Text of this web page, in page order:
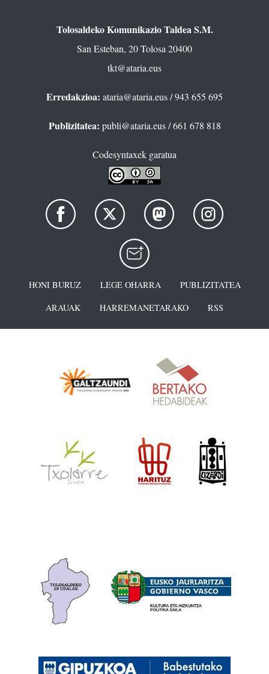
Tolosaldeko Komunikazio Taldea S.M.
San Esteban, 20 Tolosa 20400
tkt@ataria.eus
Erredakzioa: ataria@ataria.eus/ 943 655 695
Publizitatea: publi@ataria.eus/ 661 678 818
Codesyntaxek garatua
HONI BURUZ LEGE OHARRA
PUBLIZITATEA
ARAUAK
HARREMANETARAKO RSS